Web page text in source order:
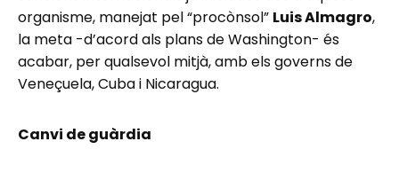
organisme, manejat pel “procònsol” Luis Almagro,
la meta -d’acord als plans de Washington- és
acabar, per qualsevol mitjà, amb els governs de
Veneçuela, Cuba i Nicaragua.
Canvi de guàrdia